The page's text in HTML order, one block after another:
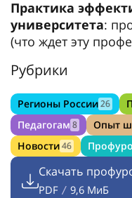
Практика
университета:
(что ждет эту
Рубрики
Регионы России26
Педагогам 8 Опыт
Новости46
Скачать
PDF / 9,6 МиБ